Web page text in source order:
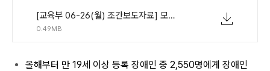
[교육부 06-26(월) 조간보도자료] 모두가 함께 누리는 배움, 장애인 평생교육이용권과 함께 해요!.pdf
0.49MB
올해부터 만 19세 이상 등록 장애인 중 2,550명에게 장애인